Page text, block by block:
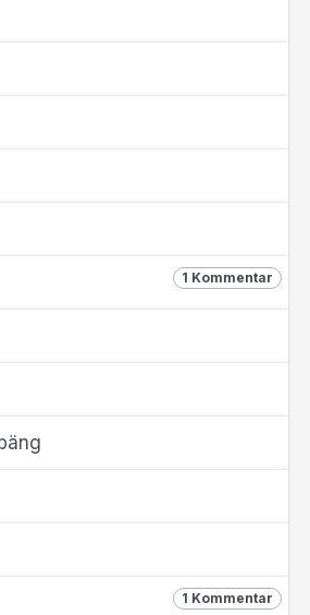
1 Kommentar
1 Kommentar